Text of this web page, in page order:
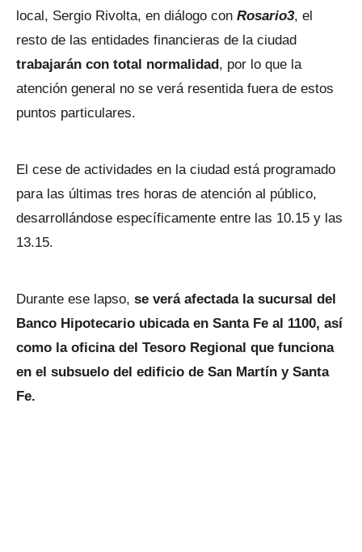
local, Sergio Rivolta, en diálogo con Rosario3, el
resto de las entidades financieras de la ciudad
trabajarán con total normalidad, por lo que la
atención general no se verá resentida fuera de estos
puntos particulares.
El cese de actividades en la ciudad está programado
para las últimas tres horas de atención al público,
desarrollándose específicamente entre las 10.15 y las
13.15.
Durante ese lapso, se verá afectada la sucursal del
Banco Hipotecario ubicada en Santa Fe al 1100, así
como la oficina del Tesoro Regional que funciona
en el subsuelo del edificio de San Martín y Santa
Fe.